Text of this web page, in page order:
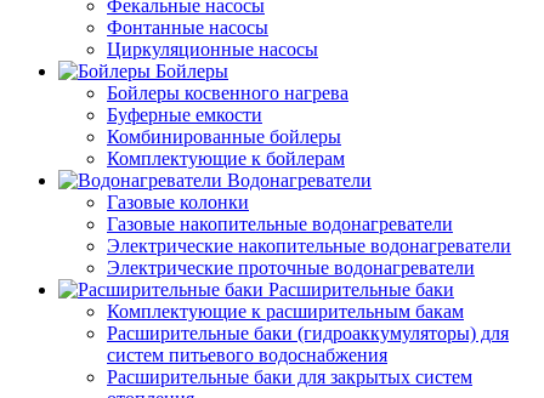
Фекальные насосы
Фонтанные насосы
Циркуляционные насосы
Бойлеры
Бойлеры косвенного нагрева
Буферные емкости
Комбинированные бойлеры
Комплектующие к бойлерам
Водонагреватели
Газовые колонки
Газовые накопительные водонагреватели
Электрические накопительные водонагреватели
Электрические проточные водонагреватели
Расширительные баки
Комплектующие к расширительным бакам
Расширительные баки (гидроаккумуляторы) для
систем питьевого водоснабжения
Расширительные баки для закрытых систем